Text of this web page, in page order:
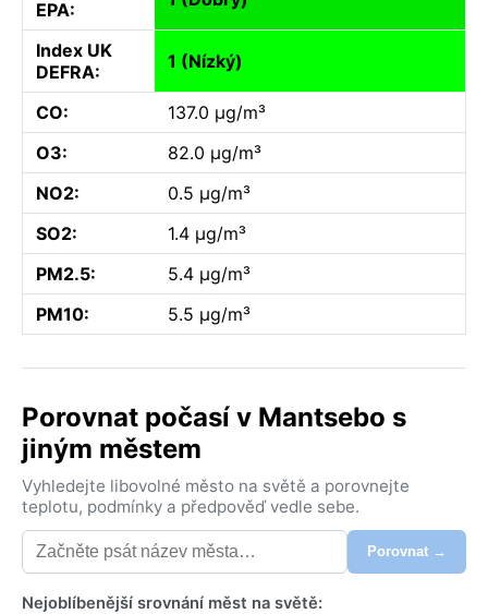
EPA:
Index UK
DEFRA:
1 (Nízký)
CO:
137.0 µg/m³
O3:
82.0 µg/m³
NO2:
0.5 µg/m³
SO2:
1.4 µg/m³
PM2.5:
5.4 µg/m³
PM10:
5.5 µg/m³
Porovnat počasí v Mantsebo s
jiným městem
Vyhledejte libovolné město na světě a porovnejte
teplotu, podmínky a předpověď vedle sebe.
Porovnat →
Nejoblíbenější srovnání měst na světě: